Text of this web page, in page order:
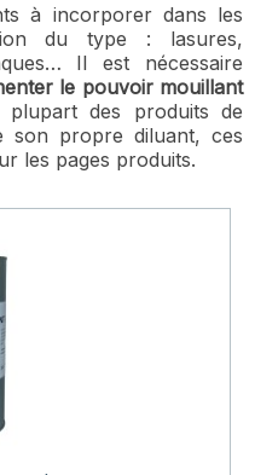
à incorporer dans les
du type : lasures,
Il est nécessaire
le pouvoir mouillant
des produits de
son propre diluant, ces
les pages produits.